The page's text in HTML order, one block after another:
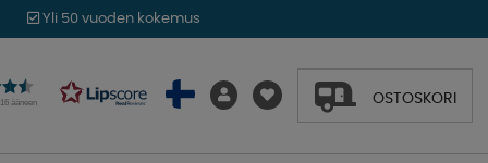
Yli 50 vuoden kokemus
ääneen OSTOSKORI